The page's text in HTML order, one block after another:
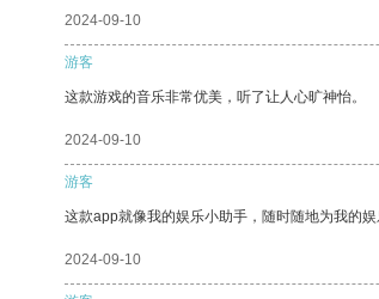
2024-09-10
游客
这款游戏的音乐非常优美，听了让人心旷神怡。
2024-09-10
游客
这款app就像我的娱乐小助手，随时随地为我的娱
2024-09-10